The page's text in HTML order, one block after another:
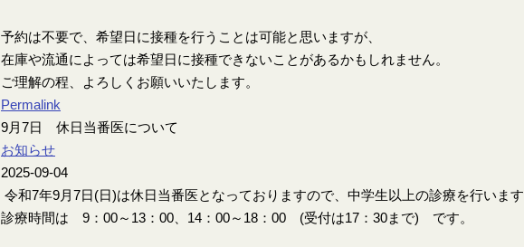
予約は不要で、希望日に接種を行うことは可能と思いますが、
在庫や流通によっては希望日に接種できないことがあるかもしれません。
ご理解の程、よろしくお願いいたします。
Permalink
9月7日 休日当番医について
お知らせ
2025-09-04
令和7年9月7日(日)は休日当番医となっておりますので、中学生以上の診療を行います
診療時間は 9：00～13：00、14：00～18：00 (受付は17：30まで) です。